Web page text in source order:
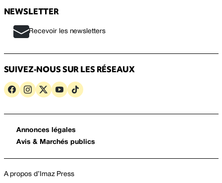
NEWSLETTER
Recevoir les newsletters
SUIVEZ-NOUS SUR LES RÉSEAUX
Annonces légales
Avis & Marchés publics
A propos d’Imaz Press